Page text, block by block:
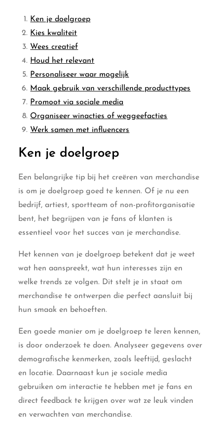
Ken je doelgroep
Kies kwaliteit
Wees creatief
Houd het relevant
Personaliseer waar mogelijk
Maak gebruik van verschillende producttypes
Promoot via sociale media
Organiseer winacties of weggeefacties
Werk samen met influencers
Ken je doelgroep
Een belangrijke tip bij het creëren van merchandise
is om je doelgroep goed te kennen. Of je nu een
bedrijf, artiest, sportteam of non-profitorganisatie
bent, het begrijpen van je fans of klanten is
essentieel voor het succes van je merchandise.
Het kennen van je doelgroep betekent dat je weet
wat hen aanspreekt, wat hun interesses zijn en
welke trends ze volgen. Dit stelt je in staat om
merchandise te ontwerpen die perfect aansluit bij
hun smaak en behoeften.
Een goede manier om je doelgroep te leren kennen,
is door onderzoek te doen. Analyseer gegevens over
demografische kenmerken, zoals leeftijd, geslacht
en locatie. Daarnaast kun je sociale media
gebruiken om interactie te hebben met je fans en
direct feedback te krijgen over wat ze leuk vinden
en verwachten van merchandise.